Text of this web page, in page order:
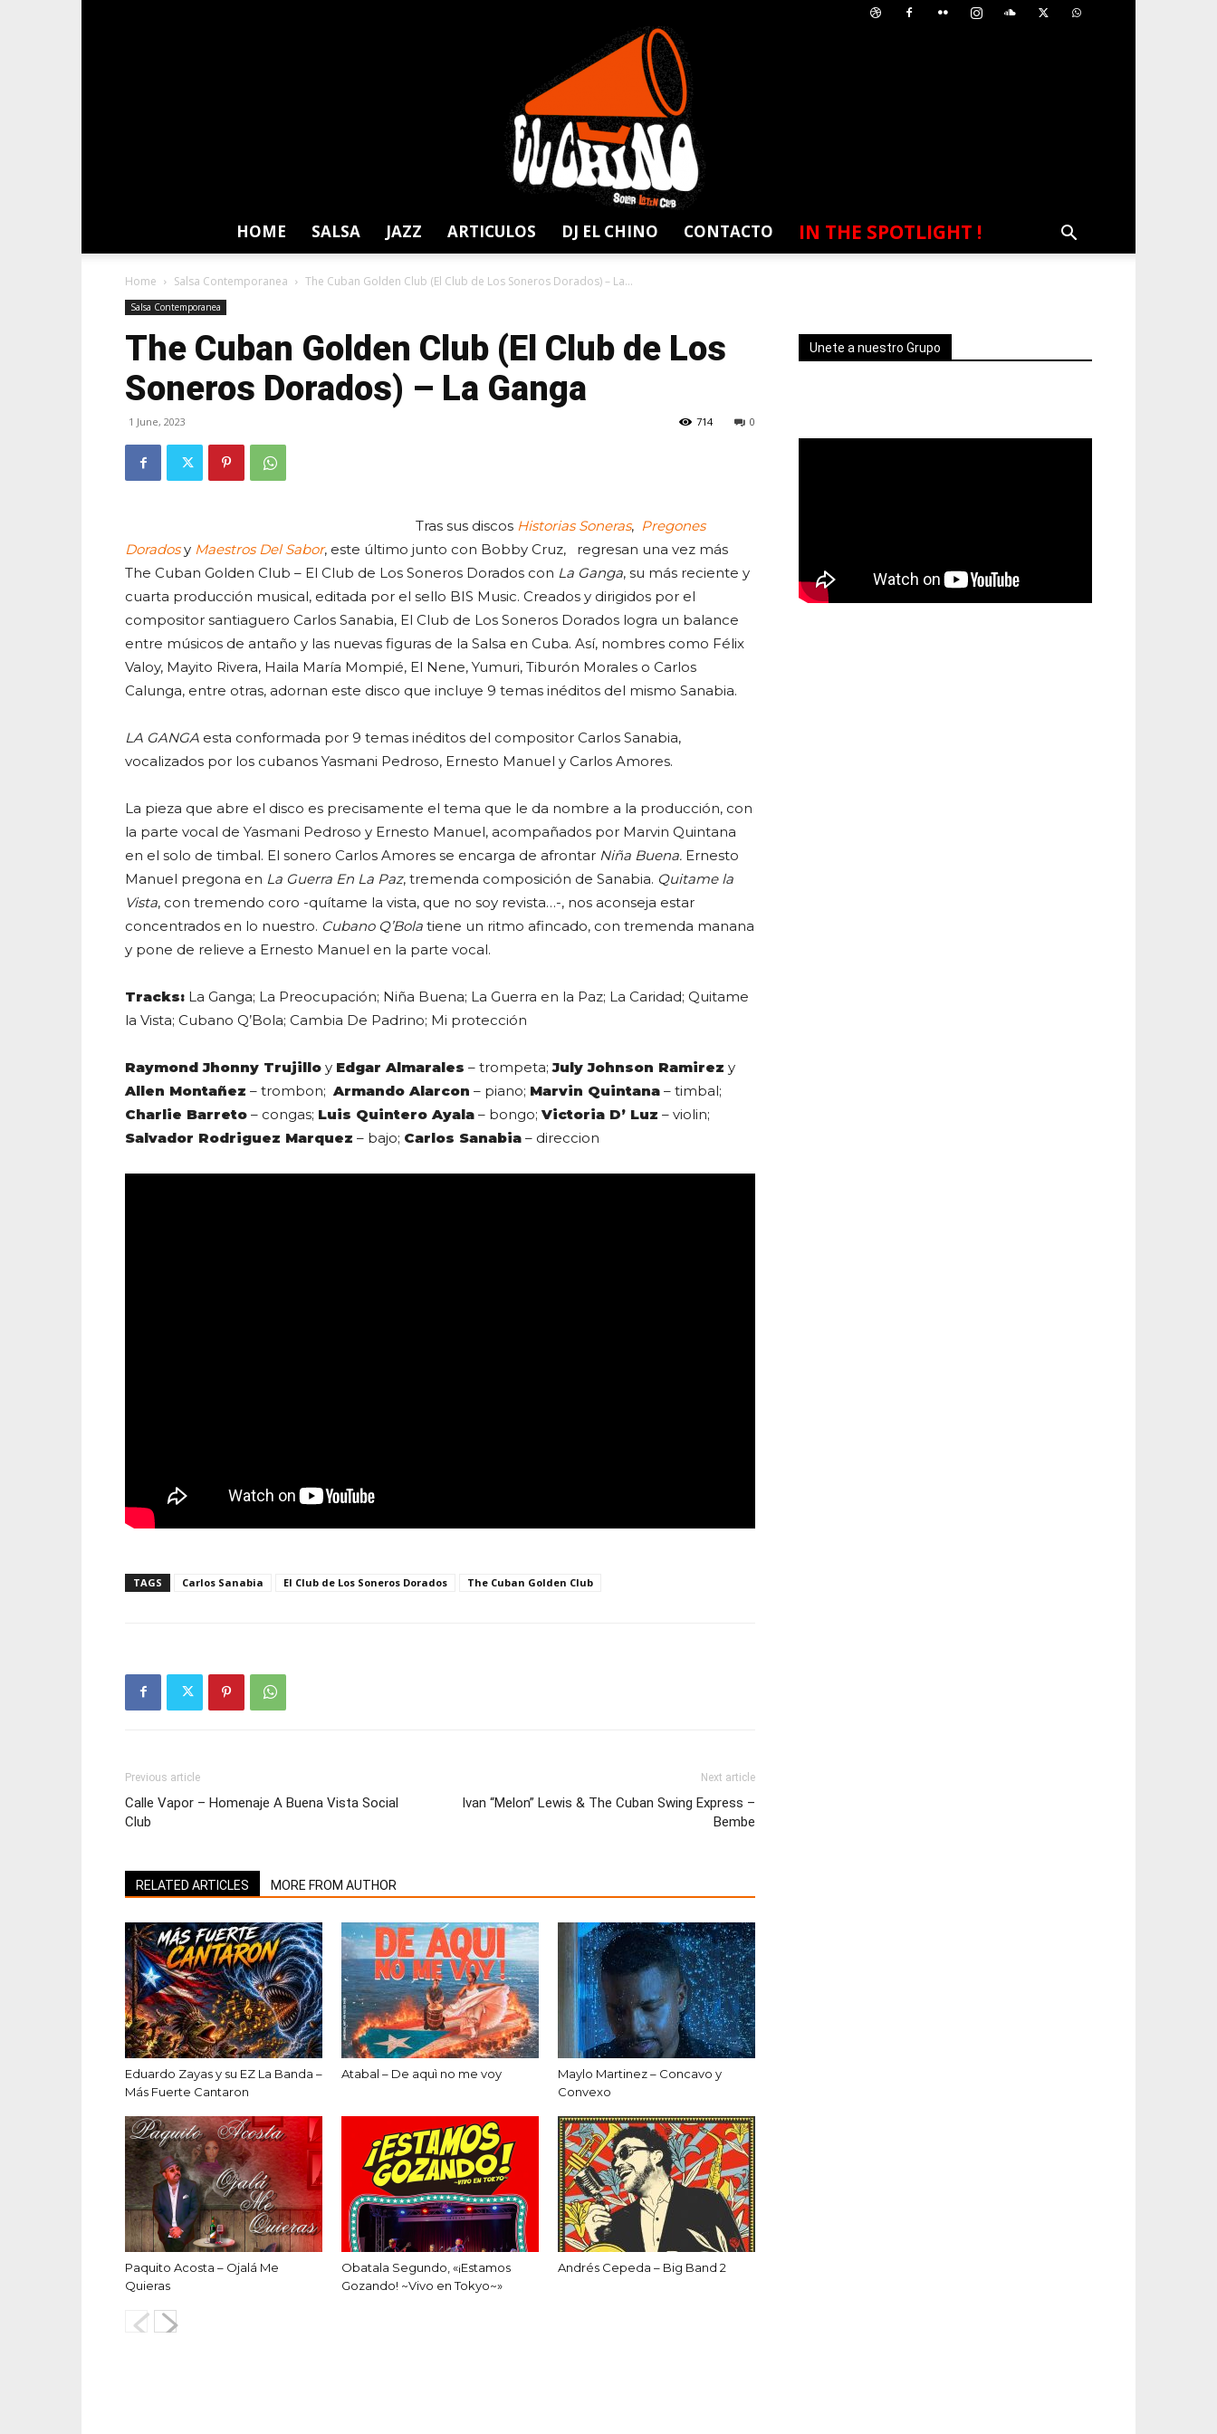
HOME SALSA JAZZ ARTICULOS DJ EL CHINO CONTACTO IN THE SPOTLIGHT !
Home Salsa Contemporanea The Cuban Golden Club (El Club de Los Soneros Dorados) – La...
Salsa Contemporanea
The Cuban Golden Club (El Club de Los
Soneros Dorados) – La Ganga
1 June, 2023 0
714
Tras sus discos Historias Soneras, Pregones
Doradosy Maestros Del Sabor, este último junto con Bobby Cruz, regresan una vez más
The Cuban Golden Club – El Club de Los Soneros Dorados con La Ganga, su más reciente y
cuarta producción musical, editada por el sello BIS Music. Creados y dirigidos por el
compositor santiaguero Carlos Sanabia, El Club de Los Soneros Dorados logra un balance
entre músicos de antaño y las nuevas figuras de la Salsa en Cuba. Así, nombres como Félix
Valoy, Mayito Rivera, Haila María Mompié, El Nene, Yumuri, Tiburón Morales o Carlos
Calunga, entre otras, adornan este disco que incluye 9 temas inéditos del mismo Sanabia.
LA GANGA esta conformada por 9 temas inéditos del compositor Carlos Sanabia,
vocalizados por los cubanos Yasmani Pedroso, Ernesto Manuel y Carlos Amores.
La pieza que abre el disco es precisamente el tema que le da nombre a la producción, con
la parte vocal de Yasmani Pedroso y Ernesto Manuel, acompañados por Marvin Quintana
en el solo de timbal. El sonero Carlos Amores se encarga de afrontar Niña Buena. Ernesto
Manuel pregona en La Guerra En La Paz, tremenda composición de Sanabia. Quitame la
Vista, con tremendo coro -quítame la vista, que no soy revista…-, nos aconseja estar
concentrados en lo nuestro. Cubano Q’Bola tiene un ritmo afincado, con tremenda manana
y pone de relieve a Ernesto Manuel en la parte vocal.
Tracks: La Ganga; La Preocupación; Niña Buena; La Guerra en la Paz; La Caridad; Quitame
la Vista; Cubano Q’Bola; Cambia De Padrino; Mi protección
Raymond Jhonny Trujillo y Edgar Almarales – trompeta;July Johnson Ramirez y
Allen Montañez – trombon; Armando Alarcon – piano; Marvin Quintana – timbal;
Charlie Barreto – congas; Luis Quintero Ayala – bongo; Victoria D’ Luz – violin;
Salvador Rodriguez Marquez – bajo; Carlos Sanabia – direccion
TAGS Carlos Sanabia El Club de Los Soneros Dorados The Cuban Golden Club
Previous article
Calle Vapor – Homenaje A Buena Vista Social
Club
Next article
Ivan “Melon” Lewis & The Cuban Swing Express –
Bembe
RELATED ARTICLES MORE FROM AUTHOR
Eduardo Zayas y su EZ La Banda –
Más Fuerte Cantaron
Atabal – De aquì no me voy
Maylo Martinez – Concavo y
Convexo
Paquito Acosta – Ojalá Me
Quieras
Obatala Segundo, «¡Estamos
Gozando! ~Vivo en Tokyo~»
Andrés Cepeda – Big Band 2
Unete a nuestro Grupo